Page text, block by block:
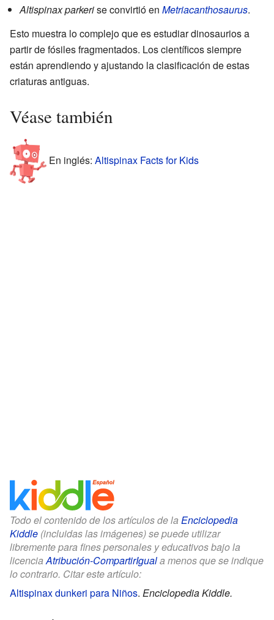
Altispinax parkerise convirtió en Metriacanthosaurus.
Esto muestra lo complejo que es estudiar dinosaurios a
partir de fósiles fragmentados. Los científicos siempre
están aprendiendo y ajustando la clasificación de estas
criaturas antiguas.
Véase también
En inglés: Altispinax Facts for Kids
Todo el contenido de los artículos de la Enciclopedia
Kiddle (incluidas las imágenes) se puede utilizar
libremente para fines personales y educativos bajo la
licenciaAtribución-CompartirIguala menos que se indique
lo contrario. Citar este artículo:
Altispinax dunkeri para Niños. Enciclopedia Kiddle.